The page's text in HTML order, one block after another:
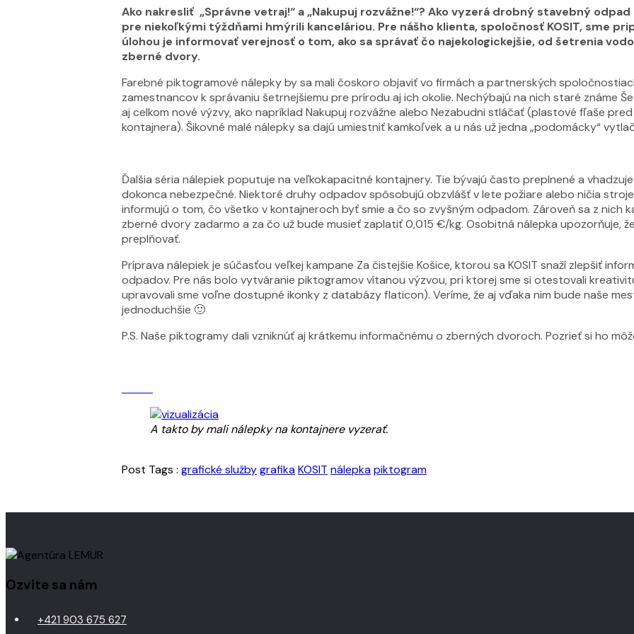
Ako nakresliť „Správne vetraj!“ a „Nakupuj rozvážne!“? Ako vyzerá drobný stavebný
pre niekoľkými týždňami hmýrili kanceláriou. Pre nášho klienta, spoločnosť KOSIT, sme
úlohou je informovať verejnosť o tom, ako sa správať čo najekologickejšie, od šetrenia
zberné dvory.
Farebné piktogramové nálepky by sa mali čoskoro objaviť vo firmách a partnerských
zamestnancov k správaniu šetrnejšiemu pre prírodu aj ich okolie. Nechýbajú na nich staré známe
aj celkom nové výzvy, ako napríklad Nakupuj rozvážne alebo Nezabudni stláčať (plastové fľaše
kontajnera). Šikovné malé nálepky sa dajú umiestniť kamkoľvek a u nás už jedna „podomácky“
Ďalšia séria nálepiek poputuje na veľkokapacitné kontajnery. Tie bývajú často preplnené a
dokonca nebezpečné. Niektoré druhy odpadov spôsobujú obzvlášť v lete požiare alebo ničia
informujú o tom, čo všetko v kontajneroch byť smie a čo so zvyšným odpadom. Zároveň sa z nich
zberné dvory zadarmo a za čo už bude musieť zaplatiť 0,015 €/kg. Osobitná nálepka upozorňuje,
preplňovať.
Príprava nálepiek je súčasťou veľkej kampane Za čistejšie Košice, ktorou sa KOSIT snaží zlepšiť
odpadov. Pre nás bolo vytváranie piktogramov vítanou výzvou, pri ktorej sme si otestovali
upravovali sme voľne dostupné ikonky z databázy flaticon). Veríme, že aj vďaka nim bude naše
jednoduchšie 🙂
P.S. Naše piktogramy dali vzniknúť aj krátkemu informačnému o zberných dvoroch. Pozrieť si ho
A takto by mali nálepky na kontajnere vyzerať.
Post Tags : grafické službygrafikaKOSIT nálepkapiktogram
Ozvite sa nám
+421 903 675 627